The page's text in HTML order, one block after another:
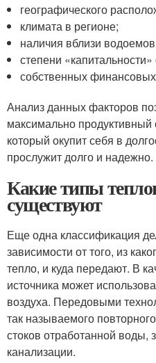
географического
климата в регионе;
наличия вблизи
степени
собственных
Анализ данных факторов
максимально продуктивный
который окупит себя в
прослужит долго и надежно.
Какие типы
существуют
Еще одна классификация
зависимости от того, из
тепло, и куда передают. В
источника может
воздуха. Передовыми
так называемого
стоков отработанной воды,
канализации.